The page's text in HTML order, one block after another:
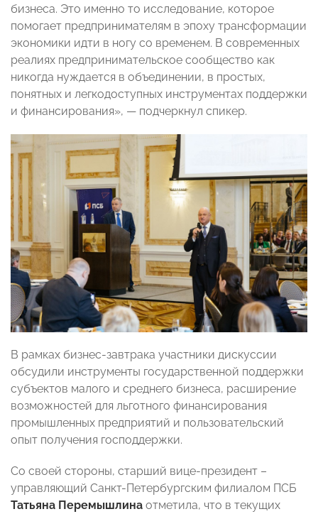
бизнеса. Это именно то исследование, которое
помогает предпринимателям в эпоху трансформации
экономики идти в ногу со временем. В современных
реалиях предпринимательское сообщество как
никогда нуждается в объединении, в простых,
понятных и легкодоступных инструментах поддержки
и финансирования», — подчеркнул спикер.
В рамках бизнес-завтрака участники дискуссии
обсудили инструменты государственной поддержки
субъектов малого и среднего бизнеса, расширение
возможностей для льготного финансирования
промышленных предприятий и пользовательский
опыт получения господдержки.
Со своей стороны, старший вице-президент –
управляющий Санкт-Петербургским филиалом ПСБ
Татьяна Перемышлина отметила, что в текущих